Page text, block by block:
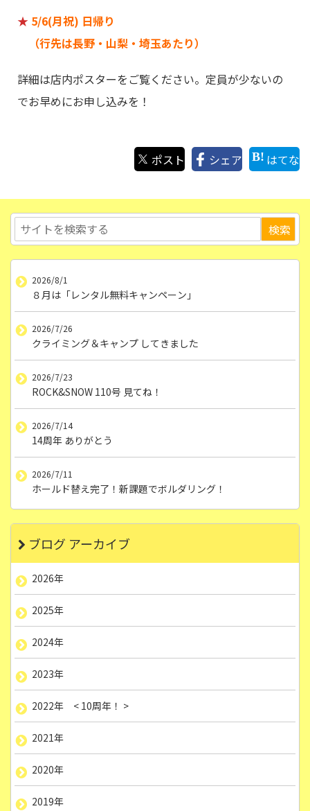
★ 5/6(月祝) 日帰り
（行先は長野・山梨・埼玉あたり）
詳細は店内ポスターをご覧ください。定員が少ないの
でお早めにお申し込みを！
ポスト シェア はてな
2026/8/1
８月は「レンタル無料キャンペーン」
2026/7/26
クライミング＆キャンプ してきました
2026/7/23
ROCK&SNOW 110号 見てね！
2026/7/14
14周年 ありがとう
2026/7/11
ホールド替え完了！新課題でボルダリング！
ブログ アーカイブ
2026年
2025年
2024年
2023年
2022年 < 10周年！ >
2021年
2020年
2019年